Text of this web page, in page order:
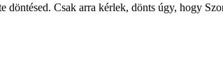
Csak arra kérlek, dönts úgy, hogy